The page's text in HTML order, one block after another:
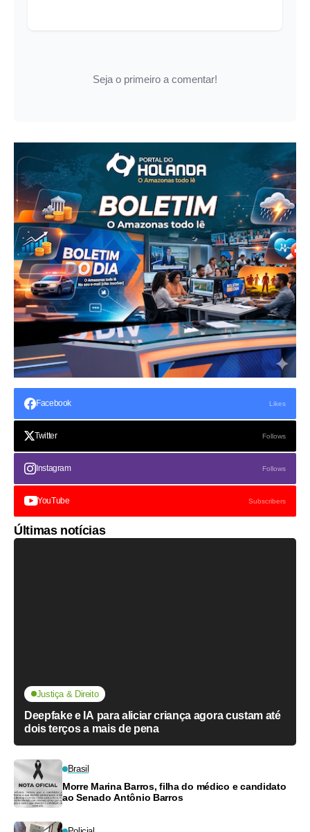
Seja o primeiro a comentar!
Facebook Likes
Twitter Follows
Instagram Follows
YouTube Subscribers
Últimas notícias
Justiça & Direito
Deepfake e IA para aliciar criança agora custam até
dois terços a mais de pena
Brasil
Morre Marina Barros, filha do médico e candidato
ao Senado Antônio Barros